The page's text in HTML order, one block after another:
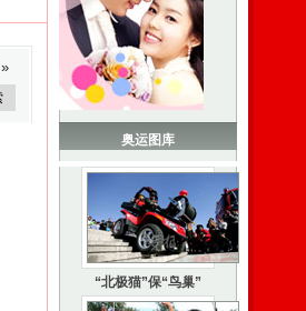
奥运图库
“北极猫”保“鸟巢”